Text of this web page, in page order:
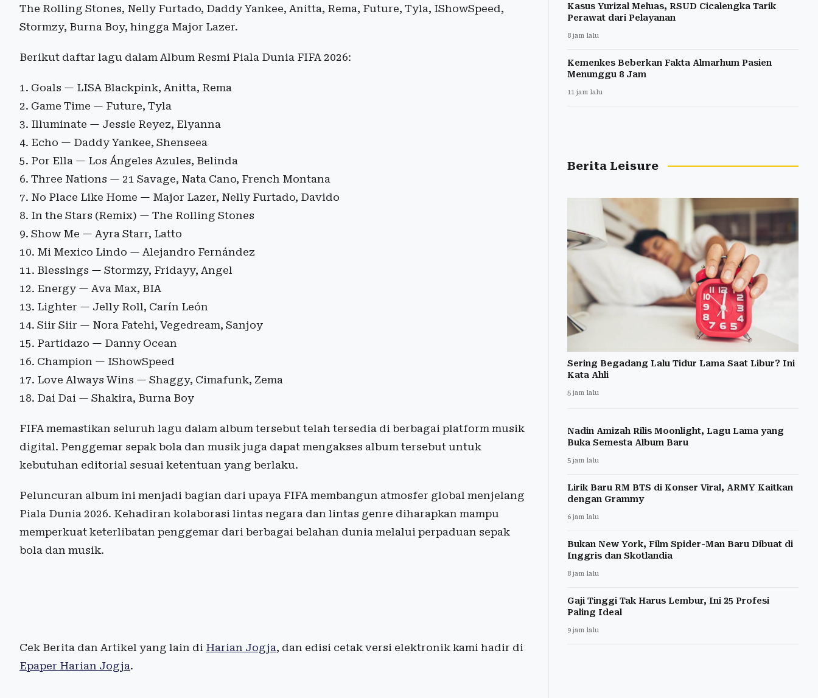
The Rolling Stones, Nelly Furtado, Daddy Yankee, Anitta, Rema, Future, Tyla, IShowSpeed,
Stormzy, Burna Boy, hingga Major Lazer.
Berikut daftar lagu dalam Album Resmi Piala Dunia FIFA 2026:
Goals — LISA Blackpink, Anitta, Rema
Game Time — Future, Tyla
Illuminate — Jessie Reyez, Elyanna
Echo — Daddy Yankee, Shenseea
Por Ella — Los Ángeles Azules, Belinda
Three Nations — 21 Savage, Nata Cano, French Montana
No Place Like Home — Major Lazer, Nelly Furtado, Davido
In the Stars (Remix) — The Rolling Stones
Show Me — Ayra Starr, Latto
Mi Mexico Lindo — Alejandro Fernández
Blessings — Stormzy, Fridayy, Angel
Energy — Ava Max, BIA
Lighter — Jelly Roll, Carín León
Siir Siir — Nora Fatehi, Vegedream, Sanjoy
Partidazo — Danny Ocean
Champion — IShowSpeed
Love Always Wins — Shaggy, Cimafunk, Zema
Dai Dai — Shakira, Burna Boy
FIFA memastikan seluruh lagu dalam album tersebut telah tersedia di berbagai platform musik
digital. Penggemar sepak bola dan musik juga dapat mengakses album tersebut untuk
kebutuhan editorial sesuai ketentuan yang berlaku.
Peluncuran album ini menjadi bagian dari upaya FIFA membangun atmosfer global menjelang
Piala Dunia 2026. Kehadiran kolaborasi lintas negara dan lintas genre diharapkan mampu
memperkuat keterlibatan penggemar dari berbagai belahan dunia melalui perpaduan sepak
bola dan musik.
Cek Berita dan Artikel yang lain di Harian Jogja, dan edisi cetak versi elektronik kami hadir di
Epaper Harian Jogja.
Kasus Yurizal Meluas, RSUD Cicalengka Tarik
Perawat dari Pelayanan
8 jam lalu
Kemenkes Beberkan Fakta Almarhum Pasien
Menunggu 8 Jam
11 jam lalu
Berita Leisure
Sering Begadang Lalu Tidur Lama Saat Libur? Ini
Kata Ahli
5 jam lalu
Nadin Amizah Rilis Moonlight, Lagu Lama yang
Buka Semesta Album Baru
5 jam lalu
Lirik Baru RM BTS di Konser Viral, ARMY Kaitkan
dengan Grammy
6 jam lalu
Bukan New York, Film Spider-Man Baru Dibuat di
Inggris dan Skotlandia
8 jam lalu
Gaji Tinggi Tak Harus Lembur, Ini 25 Profesi
Paling Ideal
9 jam lalu